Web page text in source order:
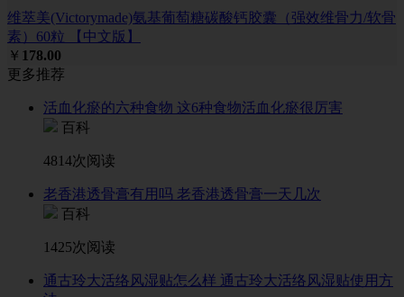
维萃美(Victorymade)氨基葡萄糖碳酸钙胶囊（强效维骨力/软骨
素）60粒 【中文版】
￥ 178.00
更多推荐
活血化瘀的六种食物 这6种食物活血化瘀很厉害
百科
4814次阅读
老香港透骨膏有用吗 老香港透骨膏一天几次
百科
1425次阅读
通古玲大活络风湿贴怎么样 通古玲大活络风湿贴使用方